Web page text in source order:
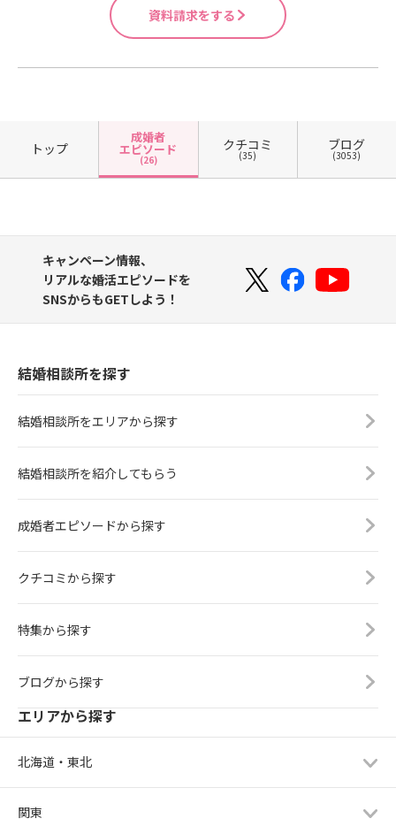
資料請求をする
トップ
成婚者
エピソード
(26)
クチコミ
(35)
ブログ
(3053)
キャンペーン情報、
リアルな婚活エピソードを
SNSからもGETしよう！
結婚相談所を探す
結婚相談所をエリアから探す
結婚相談所を紹介してもらう
成婚者エピソードから探す
クチコミから探す
特集から探す
ブログから探す
エリアから探す
北海道・東北
関東